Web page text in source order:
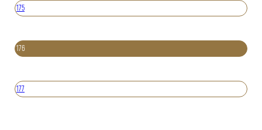
175
176
177